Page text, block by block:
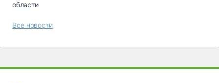
области
Все новости